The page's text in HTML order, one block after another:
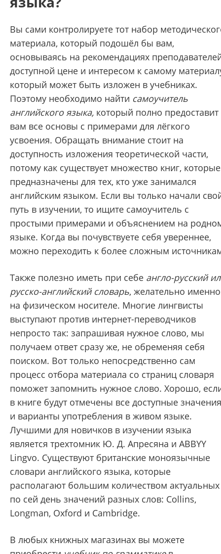
Вы сами контролируете тот набор
материала, который подошёл бы вам,
основываясь на рекомендациях
доступной цене и интересом к самому
который может быть изложен в учебниках.
Поэтому необходимо найти самоучитель
английского языка, который полно предоставит
вам все основы с примерами для лёгкого
усвоения. Обращать внимание стоит на
доступность изложения теоретической части,
потому как существует множество книг, которые
предназначены для тех, кто уже занимался
английским языком. Если вы только начали
путь в изучении, то ищите самоучитель с
простыми примерами и объяснением на
языке. Когда вы почувствуете себя увереннее,
можно переходить к более сложным
Также полезно иметь при себе англо-русский
русско-английский словарь, желательно именно
на физическом носителе. Многие лингвисты
выступают против интернет-переводчиков
непросто так: запрашивая нужное слово, мы
получаем ответ сразу же, не обременяя себя
поиском. Вот только непосредственно сам
процесс отбора материала со страниц словаря
поможет запомнить нужное слово. Хорошо,
в книге будут отмечены все доступные значения
и варианты употребления в живом языке.
Лучшими для новичков в изучении языка
является трехтомник Ю. Д. Апресяна и ABBYY
Lingvo. Существуют британские моноязычные
словари английского языка, которые
располагают большим количеством актуальных
по сей день значений разных слов: Collins,
Longman, Oxford и Cambridge.
В любых книжных магазинах вы можете